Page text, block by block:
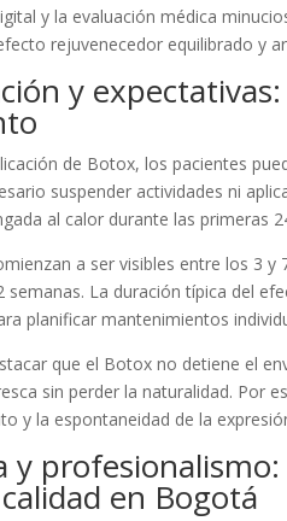
y la evaluación médica
rejuvenecedor equilibrado y
y
de Botox, los pacientes
suspender actividades ni
al calor durante las primeras
a ser visibles entre los 3
semanas. La duración típica del
planificar mantenimientos
que el Botox no detiene el
sin perder la naturalidad. Por
y la espontaneidad de la
y
en Bogotá